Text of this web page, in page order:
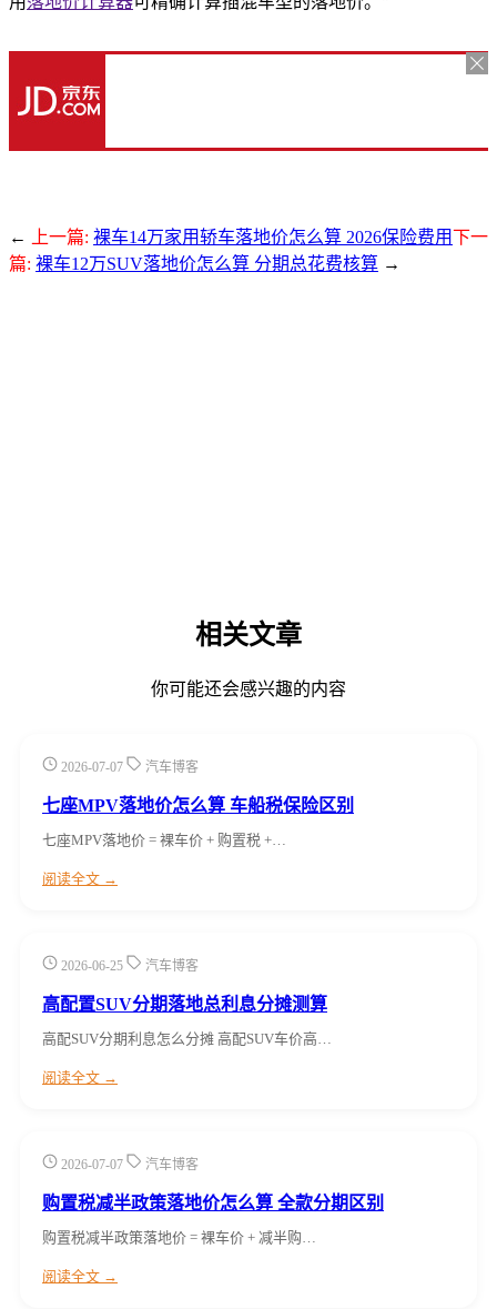
← 上一篇: 裸车14万家用轿车落地价怎么算 2026保险费用下一
篇: 裸车12万SUV落地价怎么算 分期总花费核算 →
相关文章
你可能还会感兴趣的内容
2026-07-07 汽车博客
七座MPV落地价怎么算 车船税保险区别
七座MPV落地价 = 裸车价 + 购置税 +…
阅读全文 →
2026-06-25 汽车博客
高配置SUV分期落地总利息分摊测算
高配SUV分期利息怎么分摊 高配SUV车价高…
阅读全文 →
2026-07-07 汽车博客
购置税减半政策落地价怎么算 全款分期区别
购置税减半政策落地价 = 裸车价 + 减半购…
阅读全文 →